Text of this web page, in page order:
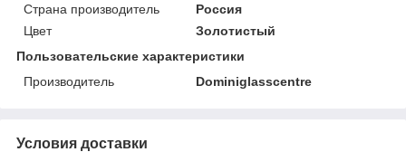
Страна производитель
Россия
Цвет
Золотистый
Пользовательские характеристики
Производитель
Dominiglasscentre
Условия доставки